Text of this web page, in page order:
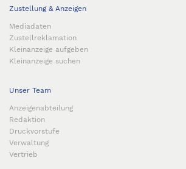
Zustellung & Anzeigen
Mediadaten
Zustellreklamation
Kleinanzeige aufgeben
Kleinanzeige suchen
Unser Team
Anzeigenabteilung
Redaktion
Druckvorstufe
Verwaltung
Vertrieb